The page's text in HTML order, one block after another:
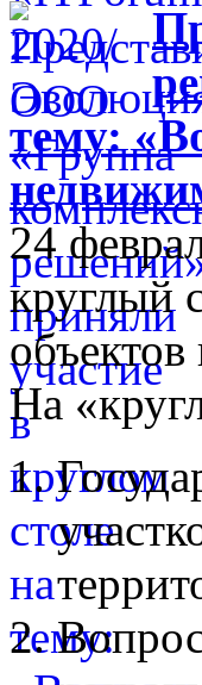
тему:
24
круглый
На